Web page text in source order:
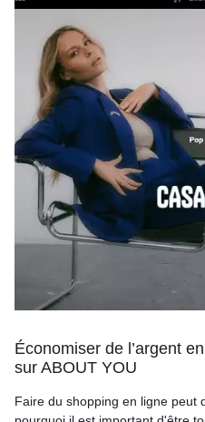
Économiser de l’argent
sur ABOUT YOU
Faire du shopping en ligne peut